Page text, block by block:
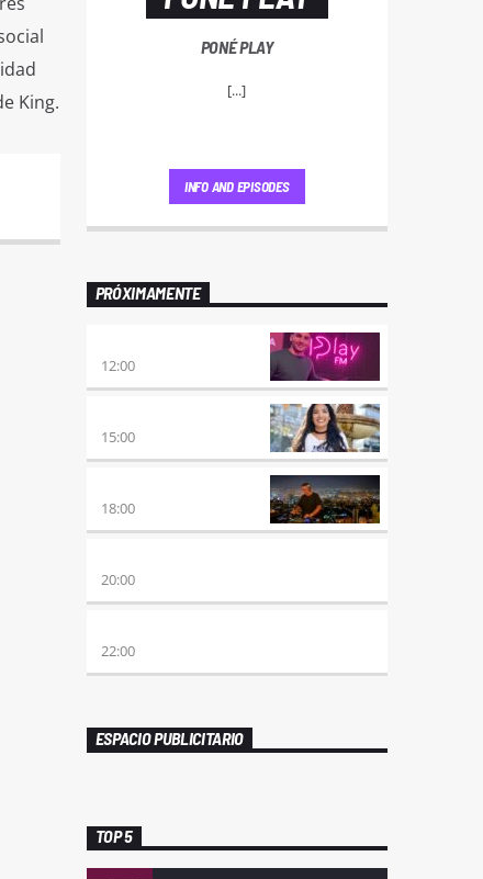
King.
PONÉ PLAY
[...]
INFO AND EPISODES
PRÓXIMAMENTE
12:00
15:00
18:00
20:00
22:00
ESPACIO PUBLICITARIO
TOP 5